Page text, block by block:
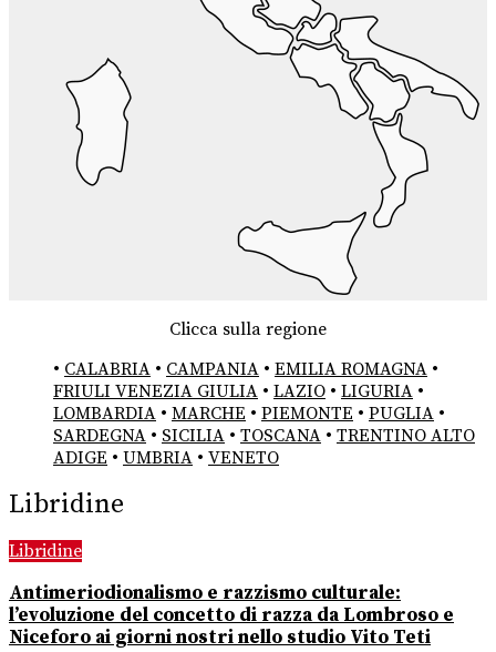
Clicca sulla regione
• CALABRIA • CAMPANIA • EMILIA ROMAGNA •
FRIULI VENEZIA GIULIA • LAZIO • LIGURIA •
LOMBARDIA • MARCHE • PIEMONTE • PUGLIA •
SARDEGNA • SICILIA • TOSCANA • TRENTINO ALTO
ADIGE • UMBRIA • VENETO
Libridine
Libridine
Antimeriodionalismo e razzismo culturale:
l’evoluzione del concetto di razza da Lombroso e
Niceforo ai giorni nostri nello studio Vito Teti